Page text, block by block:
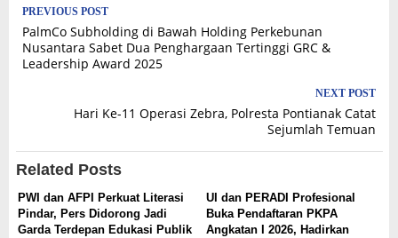
Post
navigation
PREVIOUS POST
PalmCo Subholding di Bawah Holding Perkebunan
Nusantara Sabet Dua Penghargaan Tertinggi GRC &
Leadership Award 2025
NEXT POST
Hari Ke-11 Operasi Zebra, Polresta Pontianak Catat
Sejumlah Temuan
Related Posts
PWI dan AFPI Perkuat Literasi
Pindar, Pers Didorong Jadi
Garda Terdepan Edukasi Publik
UI dan PERADI Profesional
Buka Pendaftaran PKPA
Angkatan I 2026, Hadirkan